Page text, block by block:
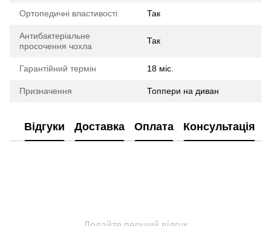
Ортопедичні властивості Так
Антибактеріальне
просочення чохла
Так
Гарантійний термін 18 міс.
Призначення Топпери на диван
Відгуки Доставка Оплата Консультація